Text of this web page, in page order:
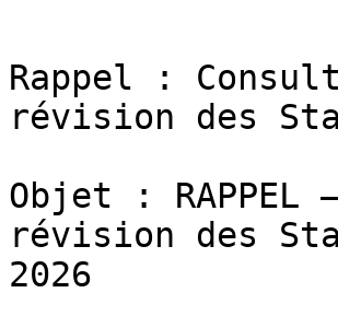
Rappel :
révision des
Objet :
révision des
2026